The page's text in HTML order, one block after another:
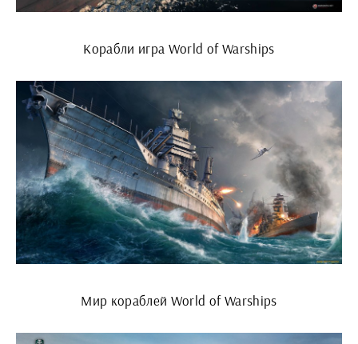
Корабли игра World of Warships
Мир кораблей World of Warships